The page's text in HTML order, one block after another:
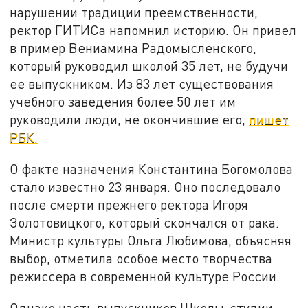
нарушении традиции преемственности,
ректор ГИТИСа напомнил историю. Он привел
в пример Вениамина Радомысленского,
который руководил школой 35 лет, не будучи
ее выпускником. Из 83 лет существования
учебного заведения более 50 лет им
руководили люди, не окончившие его, пишет
РБК.
О факте назначения Константина Богомолова
стало известно 23 января. Оно последовало
после смерти прежнего ректора Игоря
Золотовицкого, который скончался от рака.
Министр культуры Ольга Любимова, объясняя
выбор, отметила особое место творчества
режиссера в современной культуре России.